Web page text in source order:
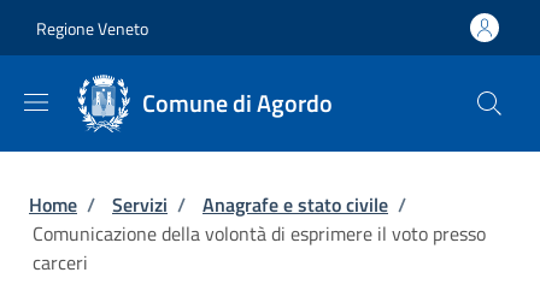
Regione Veneto
Comune di Agordo
Briciole di pane
Home / Servizi / Anagrafe e stato civile /
Comunicazione della volontà di esprimere il voto presso
carceri